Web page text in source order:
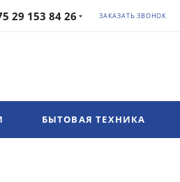
29 153 84 26 ЗАКАЗАТЬ ЗВОНОК
БЫТОВАЯ ТЕХНИКА